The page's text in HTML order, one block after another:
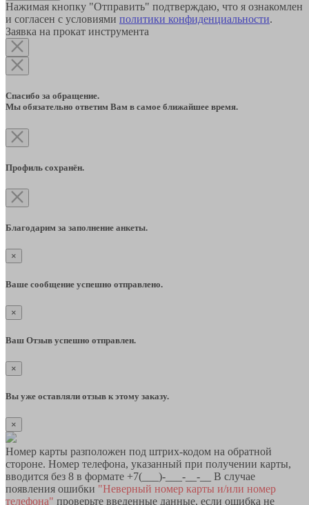
Нажимая кнопку "Отправить" подтверждаю, что я ознакомлен
и согласен с условиями политики конфиденциальности.
Заявка на прокат инструмента
Спасибо за обращение.
Мы обязательно ответим Вам в самое ближайшее время.
Профиль сохранён.
Благодарим за заполнение анкеты.
×
Ваше сообщение успешно отправлено.
×
Ваш Отзыв успешно отправлен.
×
Вы уже оставляли отзыв к этому заказу.
×
Номер карты разположен под штрих-кодом на обратной
стороне. Номер телефона, указанный при получении карты,
вводится без 8 в формате +7(___)-___-__-__ В случае
появления ошибки "Неверный номер карты и/или номер
телефона" проверьте введенные данные, если ошибка не